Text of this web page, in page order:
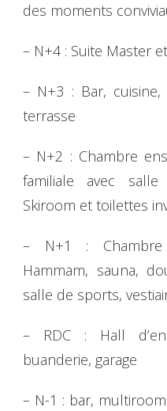
des moments
– N+4 : Suite Master
– N+3 : Bar,
terrasse
– N+2 : Chambre
familiale avec
Skiroom et toilettes
– N+1 : Chambre
Hammam, sauna,
salle de sports,
– RDC : Hall
buanderie, garage
– N-1 : bar,